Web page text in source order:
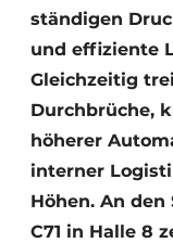
ständigen
und effiziente
Gleichzeitig
Durchbrüche,
höherer
interner
Höhen. An den
C71 in Halle 8